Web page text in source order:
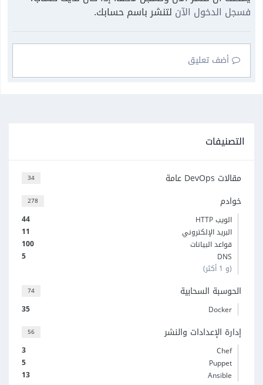
فسجل الدخول الآن لتنشر باسم حسابك.
أضف تعليق
التصنيفات
34 مقالات DevOps عامة
278 خوادم
44
الويب HTTP
11
البريد الإلكتروني
100
قواعد البيانات
5
DNS
(و 1 أكثر)
74 الحوسبة السحابية
35 Docker
56 إدارة الإعدادات والنشر
3
Chef
5
Puppet
13
Ansible